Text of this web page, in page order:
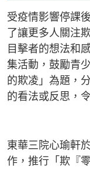
受疫情影響停課
了讓更多人關注
目擊者的想法和
集活動，鼓勵青
的欺凌」為題，
的看法或反思，
東華三院心瑜軒
作，推行「欺『